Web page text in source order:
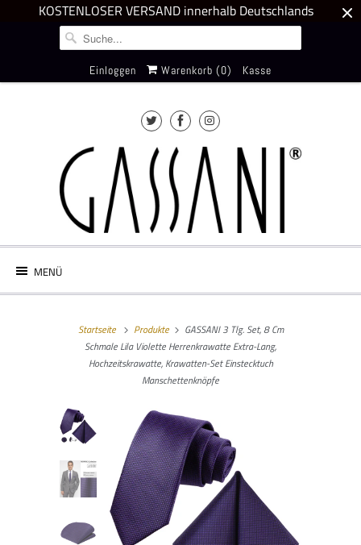
KOSTENLOSER VERSAND innerhalb Deutschlands
Einloggen Warenkorb (0) Kasse
MENÜ
Startseite Produkte
GASSANI 3 Tlg. Set, 8 Cm
Schmale Lila Violette Herrenkrawatte Extra-Lang,
Hochzeitskrawatte, Krawatten-Set Einstecktuch
Manschettenknöpfe